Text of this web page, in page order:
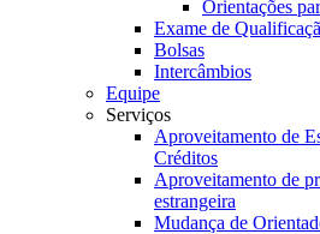
Orientações
Exame de
Bolsas
Intercâmbios
Equipe
Serviços
Aproveitamento de
Créditos
Aproveitamento de
estrangeira
Mudança de